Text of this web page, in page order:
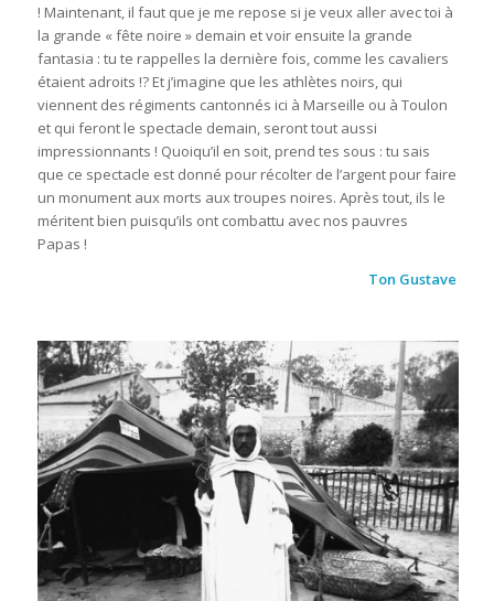
! Maintenant, il faut que je me repose si je veux aller avec toi à
la grande « fête noire » demain et voir ensuite la grande
fantasia : tu te rappelles la dernière fois, comme les cavaliers
étaient adroits !? Et j’imagine que les athlètes noirs, qui
viennent des régiments cantonnés ici à Marseille ou à Toulon
et qui feront le spectacle demain, seront tout aussi
impressionnants ! Quoiqu’il en soit, prend tes sous : tu sais
que ce spectacle est donné pour récolter de l’argent pour faire
un monument aux morts aux troupes noires. Après tout, ils le
méritent bien puisqu’ils ont combattu avec nos pauvres
Papas !
Ton Gustave